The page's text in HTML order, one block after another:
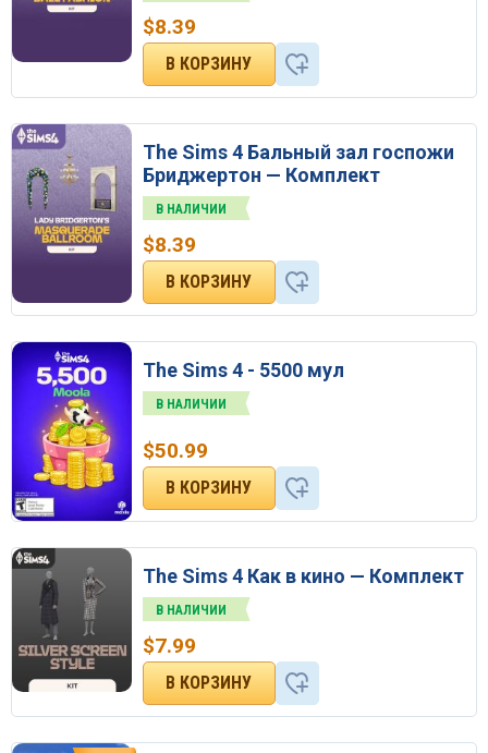
$8.39
The Sims 4 Бальный зал госпожи
Бриджертон — Комплект
В НАЛИЧИИ
$8.39
The Sims 4 - 5500 мул
В НАЛИЧИИ
$50.99
The Sims 4 Как в кино — Комплект
В НАЛИЧИИ
$7.99